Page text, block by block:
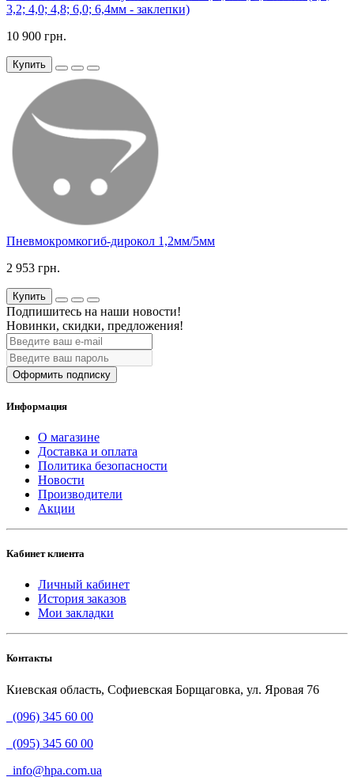
3,2; 4,0; 4,8; 6,0; 6,4мм - заклепки)
10 900 грн.
Купить
Пневмокромкогиб-дирокол 1,2мм/5мм
2 953 грн.
Купить
Подпишитесь на наши новости!
Новинки, скидки, предложения!
Оформить подписку
Информация
О магазине
Доставка и оплата
Политика безопасности
Новости
Производители
Акции
Кабинет клиента
Личный кабинет
История заказов
Мои закладки
Контакты
Киевская область, Софиевская Борщаговка, ул. Яровая 76
(096) 345 60 00
(095) 345 60 00
info@hpa.com.ua